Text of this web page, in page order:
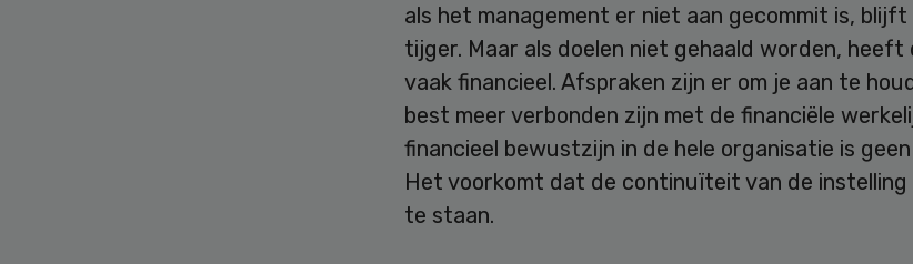
als het management er niet aan gecommit is, blijft
tijger. Maar als doelen niet gehaald worden, heeft
vaak financieel. Afspraken zijn er om je aan te
best meer verbonden zijn met de financiële
financieel bewustzijn in de hele organisatie is
Het voorkomt dat de continuïteit van de
te staan.